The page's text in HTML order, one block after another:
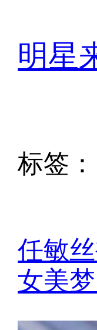
明星
标签
任敏
女美